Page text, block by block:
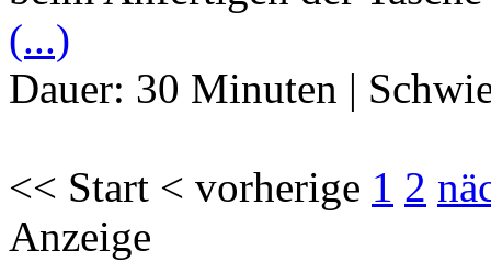
(...)
Dauer: 30 Minuten |
<< Start < vorherige 1 2
Anzeige